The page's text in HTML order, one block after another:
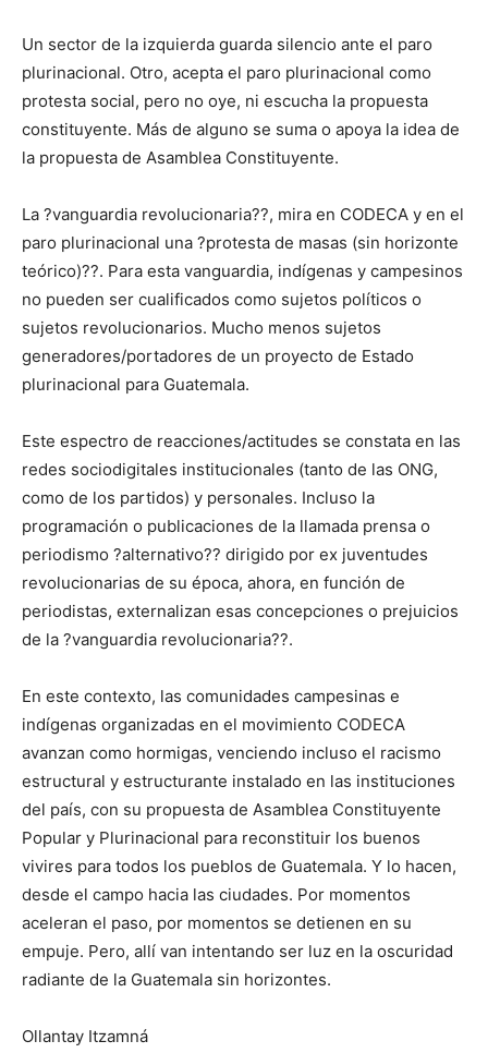
Un sector de la izquierda guarda silencio ante el paro
plurinacional. Otro, acepta el paro plurinacional como
protesta social, pero no oye, ni escucha la propuesta
constituyente. Más de alguno se suma o apoya la idea de
la propuesta de Asamblea Constituyente.
La ?vanguardia revolucionaria??, mira en CODECA y en el
paro plurinacional una ?protesta de masas (sin horizonte
teórico)??. Para esta vanguardia, indígenas y campesinos
no pueden ser cualificados como sujetos políticos o
sujetos revolucionarios. Mucho menos sujetos
generadores/portadores de un proyecto de Estado
plurinacional para Guatemala.
Este espectro de reacciones/actitudes se constata en las
redes sociodigitales institucionales (tanto de las ONG,
como de los partidos) y personales. Incluso la
programación o publicaciones de la llamada prensa o
periodismo ?alternativo?? dirigido por ex juventudes
revolucionarias de su época, ahora, en función de
periodistas, externalizan esas concepciones o prejuicios
de la ?vanguardia revolucionaria??.
En este contexto, las comunidades campesinas e
indígenas organizadas en el movimiento CODECA
avanzan como hormigas, venciendo incluso el racismo
estructural y estructurante instalado en las instituciones
del país, con su propuesta de Asamblea Constituyente
Popular y Plurinacional para reconstituir los buenos
vivires para todos los pueblos de Guatemala. Y lo hacen,
desde el campo hacia las ciudades. Por momentos
aceleran el paso, por momentos se detienen en su
empuje. Pero, allí van intentando ser luz en la oscuridad
radiante de la Guatemala sin horizontes.
Ollantay Itzamná